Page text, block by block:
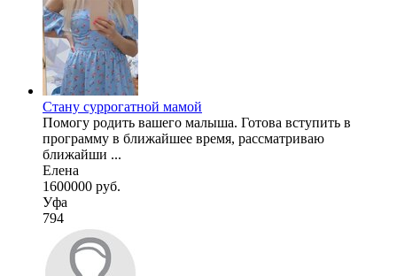
Стану суррогатной мамой
Помогу родить вашего малыша. Готова вступить в
программу в ближайшее время, рассматриваю
ближайши ...
Елена
1600000 руб.
Уфа
794